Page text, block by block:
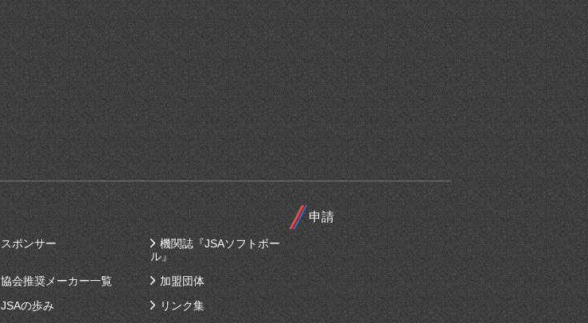
スポンサー
機関誌『JSAソフトボー
ル』
協会推奨メーカー一覧
加盟団体
JSAの歩み リンク集
申請